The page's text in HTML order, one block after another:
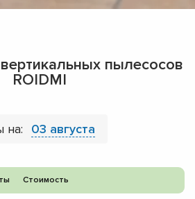
пылесосов
ROIDMI
на: 03 августа
Стоимость